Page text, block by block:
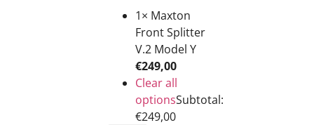
1× Maxton
Front Splitter
V.2 Model Y
€249,00
Clear all
optionsSubtotal:
€249,00